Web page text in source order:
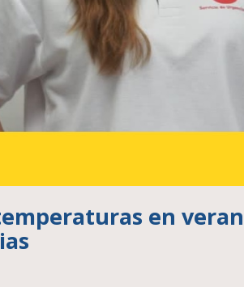
en